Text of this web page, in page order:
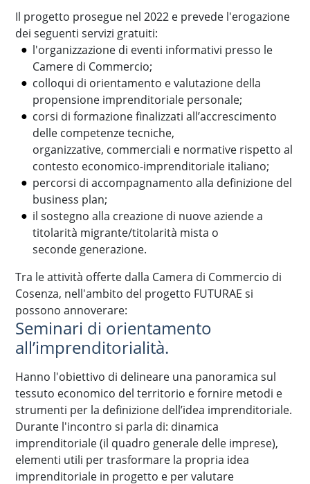
Il progetto prosegue nel 2022 e prevede l'erogazione
dei seguenti servizi gratuiti:
l'organizzazione di eventi informativi presso le
Camere di Commercio;
colloqui di orientamento e valutazione della
propensione imprenditoriale personale;
corsi di formazione finalizzati all’accrescimento
delle competenze tecniche,
organizzative, commerciali e normative rispetto al
contesto economico-imprenditoriale italiano;
percorsi di accompagnamento alla definizione del
business plan;
il sostegno alla creazione di nuove aziende a
titolarità migrante/titolarità mista o
seconde generazione.
Tra le attività offerte dalla Camera di Commercio di
Cosenza, nell'ambito del progetto FUTURAE si
possono annoverare:
Seminari di orientamento
all’imprenditorialità.
Hanno l'obiettivo di delineare una panoramica sul
tessuto economico del territorio e fornire metodi e
strumenti per la definizione dell’idea imprenditoriale.
Durante l'incontro si parla di: dinamica
imprenditoriale (il quadro generale delle imprese),
elementi utili per trasformare la propria idea
imprenditoriale in progetto e per valutare